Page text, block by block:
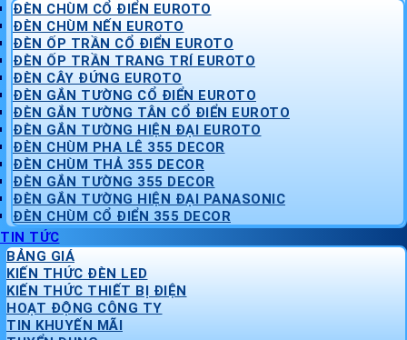
ĐÈN CHÙM CỔ ĐIỂN EUROTO
ĐÈN CHÙM NẾN EUROTO
ĐÈN ỐP TRẦN CỔ ĐIỂN EUROTO
ĐÈN ỐP TRẦN TRANG TRÍ EUROTO
ĐÈN CÂY ĐỨNG EUROTO
ĐÈN GẮN TƯỜNG CỔ ĐIỂN EUROTO
ĐÈN GẮN TƯỜNG TÂN CỔ ĐIỂN EUROTO
ĐÈN GẮN TƯỜNG HIỆN ĐẠI EUROTO
ĐÈN CHÙM PHA LÊ 355 DECOR
ĐÈN CHÙM THẢ 355 DECOR
ĐÈN GẮN TƯỜNG 355 DECOR
ĐÈN GẮN TƯỜNG HIỆN ĐẠI PANASONIC
ĐÈN CHÙM CỔ ĐIỂN 355 DECOR
TIN TỨC
BẢNG GIÁ
KIẾN THỨC ĐÈN LED
KIẾN THỨC THIẾT BỊ ĐIỆN
HOẠT ĐỘNG CÔNG TY
TIN KHUYẾN MÃI